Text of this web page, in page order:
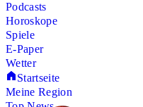
Podcasts
Horoskope
Spiele
E-Paper
Wetter
Startseite
Meine Region